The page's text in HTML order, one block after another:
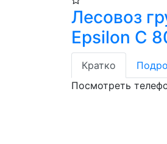
Лесовоз
Epsilon C
Кратко
Посмотреть